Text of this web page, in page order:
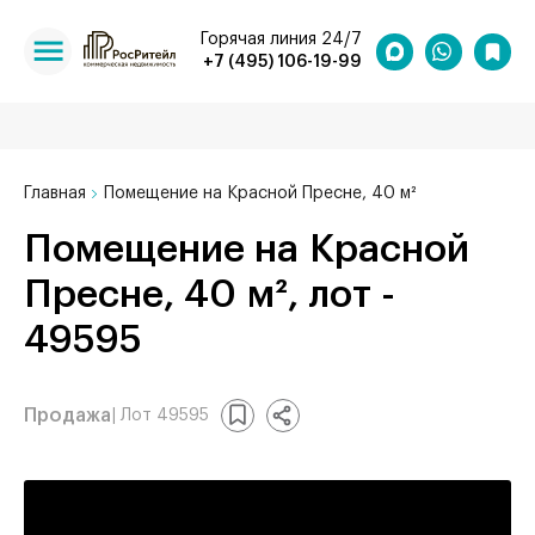
+7 (495) 106-19-99
Горячая линия 24/7
Главная Помещение на Красной Пресне, 40 м²
Помещение на Красной
Пресне, 40 м², лот -
49595
Продажа | Лот 49595